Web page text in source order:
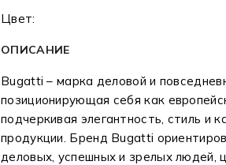
Цвет:
ОПИСАНИЕ
Bugatti – марка деловой и
позиционирующая себя как
подчеркивая элегантность, стиль и
продукции. Бренд Bugatti
деловых, успешных и зрелых людей,